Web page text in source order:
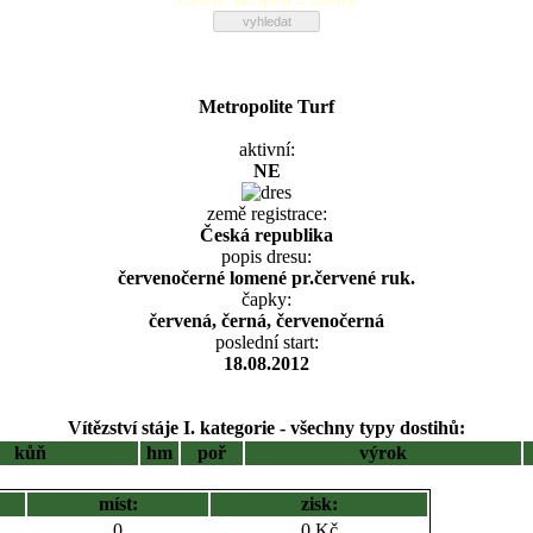
Metropolite Turf
aktivní:
NE
země registrace:
Česká republika
popis dresu:
červenočerné lomené pr.červené ruk.
čapky:
červená, černá, červenočerná
poslední start:
18.08.2012
Vítězství stáje I. kategorie - všechny typy dostihů:
kůň hm poř výrok
míst:
zisk: